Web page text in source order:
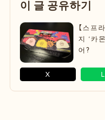
이 글 공유하기
【스프
지 ‘카
어?
X